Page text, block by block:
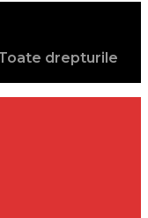
drepturile